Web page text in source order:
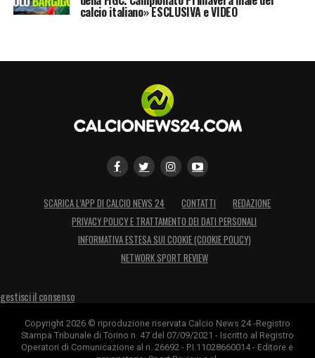
calcio italiano» ESCLUSIVA e VIDEO
SCARICA L’APP DI CALCIO NEWS 24 CONTATTI
REDAZIONE
PRIVACY POLICY E TRATTAMENTO DEI DATI PERSONALI
INFORMATIVA ESTESA SUI COOKIE (COOKIE POLICY)
NETWORK SPORT REVIEW
gestisci il consenso
Copyright 2026 © riproduzione riservata Calcio News 24 -Registro
Stampa Tribunale di Torino n. 47 del 07/09/2021 - Iscritto al Registro
Operatori di Comunicazione al n. 26692 - P.I.11028660014 - Editore e